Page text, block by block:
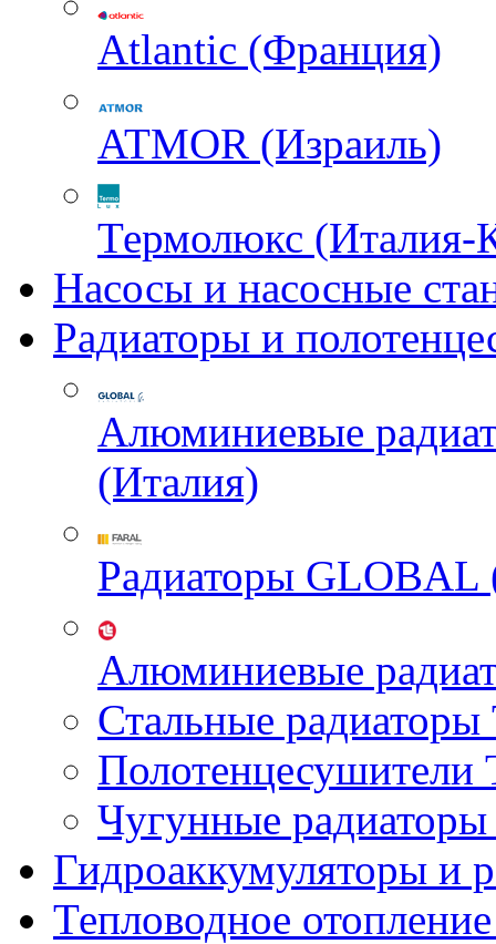
Atlantic (Франция)
ATMOR (Израиль)
Термолюкс (Италия-
Насосы и насосные
Радиаторы и
Алюминиевые
(Италия)
Радиаторы GLOBAL
Алюминиевые
Стальные
Чугунные
Гидроаккумуляторы и
Тепловодное